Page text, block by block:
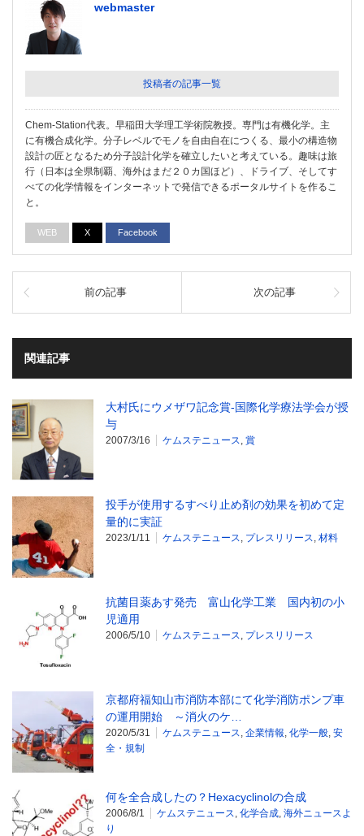
webmaster
投稿者の記事一覧
Chem-Station代表。早稲田大学理工学術院教授。専門は有機化学。主
に有機合成化学。分子レベルでモノを自由自在につくる、最小の構造物
設計の匠となるため分子設計化学を確立したいと考えている。趣味は旅
行（日本は全県制覇、海外はまだ２０カ国ほど）、ドライブ、そしてす
べての化学情報をインターネットで発信できるポータルサイトを作るこ
と。
WEB X Facebook
前の記事 次の記事
関連記事
大村氏にウメザワ記念賞‐国際化学療法学会が授
与
2007/3/16 ケムステニュース, 賞
投手が使用するすべり止め剤の効果を初めて定
量的に実証
2023/1/11 ケムステニュース, プレスリリース, 材料
抗菌目薬あす発売 富山化学工業 国内初の小
児適用
2006/5/10 ケムステニュース, プレスリリース
京都府福知山市消防本部にて化学消防ポンプ車
の運用開始 ～消火のケ…
2020/5/31 ケムステニュース, 企業情報, 化学一般, 安
全・規制
何を全合成したの？Hexacyclinolの合成
2006/8/1 ケムステニュース, 化学合成, 海外ニュースよ
り